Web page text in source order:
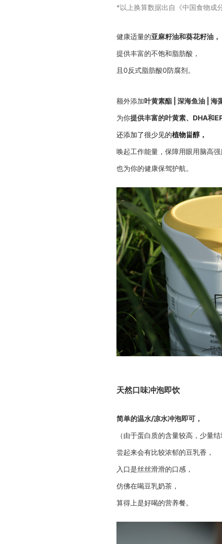
*以上换算数据出自《中国食物成
健康适量的亚麻籽油和葵花籽油，
提供丰富的不饱和脂肪酸，
且0反式脂肪酸0防腐剂。
额外添加叶黄素酯 | 深海鱼油 | 海
为你提供丰富的叶黄素、DHA和
还添加了很少见的植物甾醇，
唤起工作能量，保障用眼用脑高
也为你的健康保驾护航。
天然口味冲泡即饮
简单的温水/凉水冲泡即可，
（由于蛋白质的含量较高，少量
尝起来会有比较浓郁的豆乳香，
入口是丝丝滑滑的口感，
仿佛在喝豆乳奶茶，
算得上是好喝的营养餐。